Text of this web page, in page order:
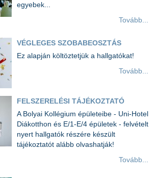
egyebek...
Tovább...
VÉGLEGES SZOBABEOSZTÁS
Ez alapján költöztetjük a hallgatókat!
Tovább...
FELSZERELÉSI TÁJÉKOZTATÓ
A Bolyai Kollégium épületeibe - Uni-Hotel
Diákotthon és E/1-E/4 épületek - felvételt
nyert hallgatók részére készült
tájékoztatót alább olvashatják!
Tovább...